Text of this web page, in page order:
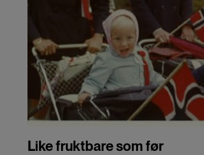
Like fruktbare som før